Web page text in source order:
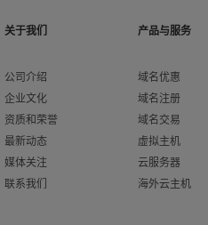
关于我们
公司介绍
企业文化
资质和荣誉
最新动态
媒体关注
联系我们
产品与服务
域名优惠
域名注册
域名交易
虚拟主机
云服务器
海外云主机